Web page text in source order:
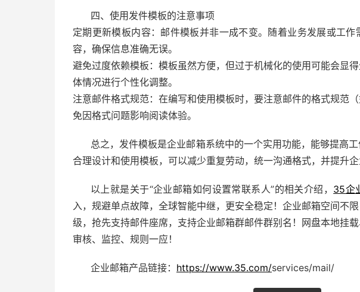
四、使用发件模板的注意事项
定期更新模板内容：邮件模板并非一成不变。随着业务发展或工
容，确保信息准确无误。
避免过度依赖模板：模板虽然方便，但过于机械化的使用可能会显
体情况进行个性化调整。
注意邮件格式规范：在编写和使用模板时，要注意邮件的格式规范
免因格式问题影响阅读体验。
总之，发件模板是企业邮箱系统中的一个实用功能，能够提高
合理设计和使用模板，可以减少重复劳动，统一沟通格式，并提升企
以上就是关于“企业邮箱如何设置常联系人”的相关介绍， 35企
入，规避单点故障，全球智能中继，更安全稳定！企业邮箱空间不
级，抢先支持邮件座席，支持企业邮箱群邮件群别名！网盘本地挂
审核、监控、规则一应！
企业邮箱产品链接： https://www.35.com/services/mail/